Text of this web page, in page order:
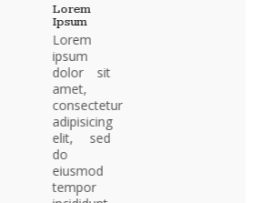
Lorem
Ipsum
Lorem
ipsum
dolor sit
amet,
consectetur
adipisicing
elit, sed
do
eiusmod
tempor